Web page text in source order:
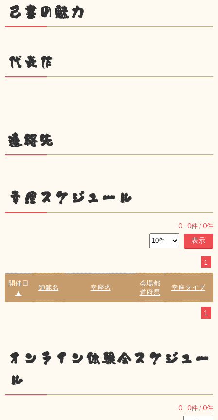
己書の魅力
代表作
連絡先
幸座スケジュール
0 - 0件 /0件
1
開催日
▲
師範名 幸座名
会場都
道府県
幸座タイプ
1
オンライン体験会スケジュー
ル
0 - 0件 /0件